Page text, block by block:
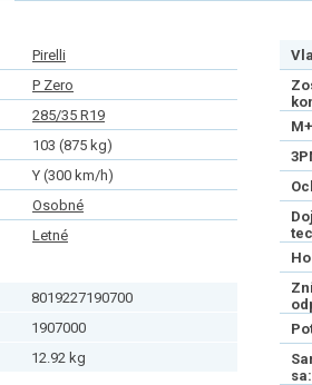
Pirelli
P Zero
285/35 R19
103 (875 kg)
Y (300 km/h)
Osobné
Letné
8019227190700
1907000
12.92 kg
sa: